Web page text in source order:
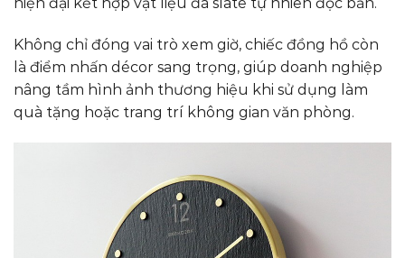
hiện đại kết hợp vật liệu đá slate tự nhiên độc bản.
Không chỉ đóng vai trò xem giờ, chiếc đồng hồ còn
là điểm nhấn décor sang trọng, giúp doanh nghiệp
nâng tầm hình ảnh thương hiệu khi sử dụng làm
quà tặng hoặc trang trí không gian văn phòng.